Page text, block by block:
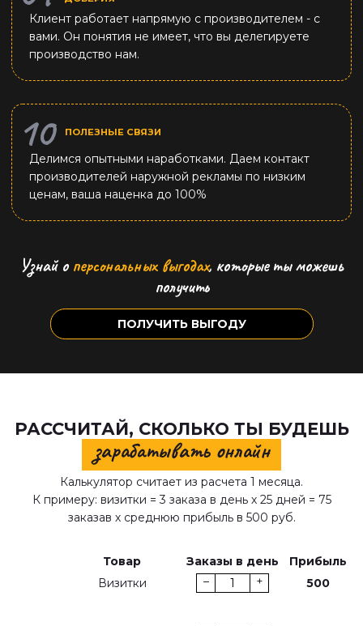
Клиент работает напрямую с производителем - с
вами. Он понятия не имеет, что вы делегируете
производство нам.
ПОЛЕЗНЫЕ СВЯЗИ
Делимся опытными наработками. Даем контакт
производителей наружной рекламы по низким
ценам, ваша наценка до 100%
ПОЛУЧИТЬ ВЫГОДУ
Узнай о персональных выгодах, которые ты можешь
получить
РАССЧИТАЙ, СКОЛЬКО ТЫ БУДЕШЬ
зарабатывать онлайн
Калькулятор считает из расчета 1 месяца.
К примеру: визитки = 3 заказа в день х 25 дней = 75
заказав х среднюю прибыль в 500 руб.
Товар Заказы в день
Прибыль
Визитки
– + 500